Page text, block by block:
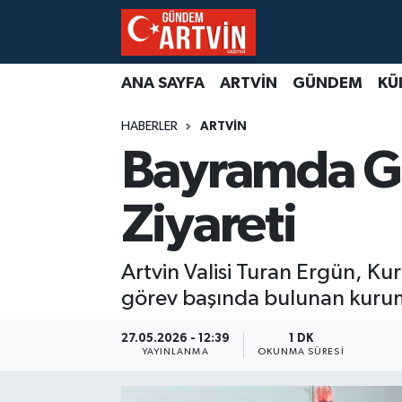
ANA SAYFA ARTVİN GÜNDEM
HABERLER ARTVİN
Bayramda
Ziyareti
Artvin Valisi Turan Ergün,
görev başında bulunan
27.05.2026 - 12:39
YAYINLANMA
1 DK
OKUNMA SÜRESI